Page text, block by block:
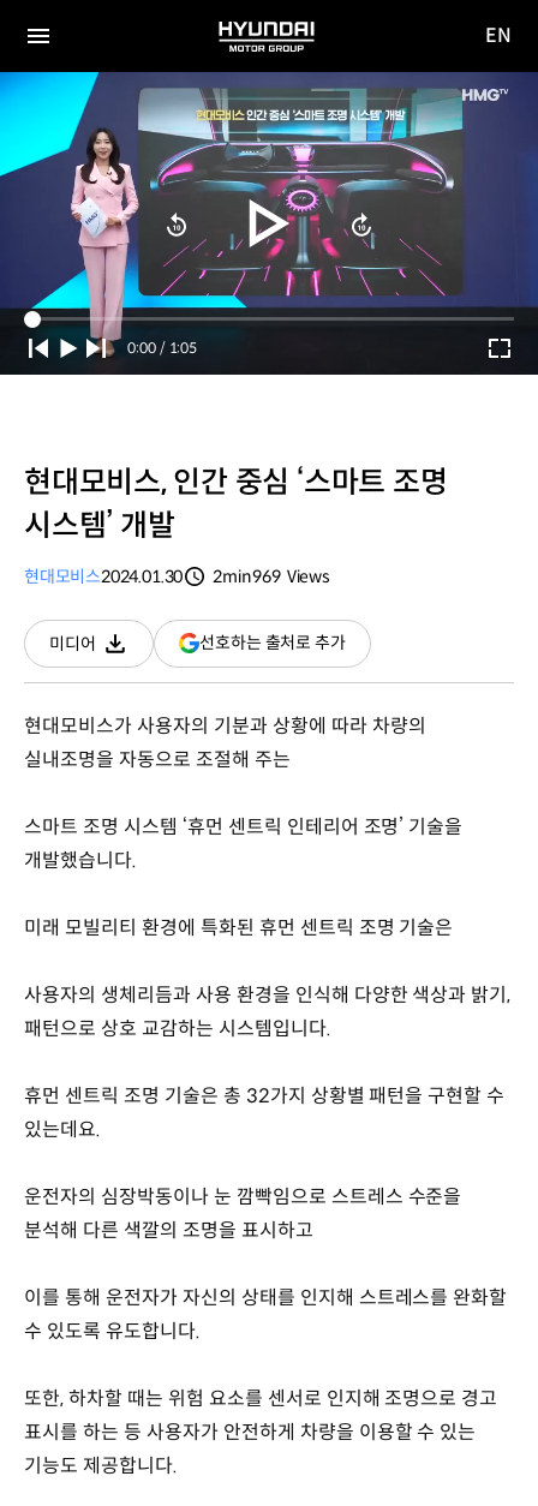
전체
HYUNDAI
MOTOR
GROUP
사이
EN
Current
Time
0:00 / Duration
1:05
현대모비스, 인간 중심 ‘스마트 조명
시스템’ 개발
현대모비스2024.01.30
2min969 Views
미디어
다운로드
선호하는 출처로 추가(새
창
현대모비스가 사용자의 기분과 상황에 따라 차량의
실내조명을 자동으로 조절해 주는
스마트 조명 시스템 ‘휴먼 센트릭 인테리어 조명’ 기술을
개발했습니다.
미래 모빌리티 환경에 특화된 휴먼 센트릭 조명 기술은
사용자의 생체리듬과 사용 환경을 인식해 다양한 색상과 밝기,
패턴으로 상호 교감하는 시스템입니다.
휴먼 센트릭 조명 기술은 총 32가지 상황별 패턴을 구현할 수
있는데요.
운전자의 심장박동이나 눈 깜빡임으로 스트레스 수준을
분석해 다른 색깔의 조명을 표시하고
이를 통해 운전자가 자신의 상태를 인지해 스트레스를 완화할
수 있도록 유도합니다.
또한, 하차할 때는 위험 요소를 센서로 인지해 조명으로 경고
표시를 하는 등 사용자가 안전하게 차량을 이용할 수 있는
기능도 제공합니다.